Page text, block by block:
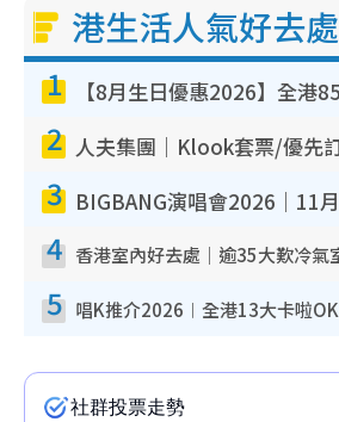
港生活人氣好去處
1
2
3
4
5